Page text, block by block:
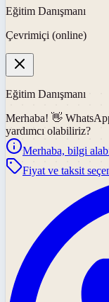
Eğitim Danışmanı
Çevrimiçi (online)
Eğitim Danışmanı
Merhaba! 👋
yardımcı olabiliriz?
Merhaba, bilgi
Fiyat ve taksit